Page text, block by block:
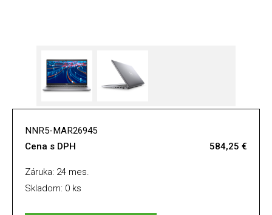
NNR5-MAR26945
Cena s DPH
584,25 €
Záruka: 24 mes.
Skladom: 0 ks